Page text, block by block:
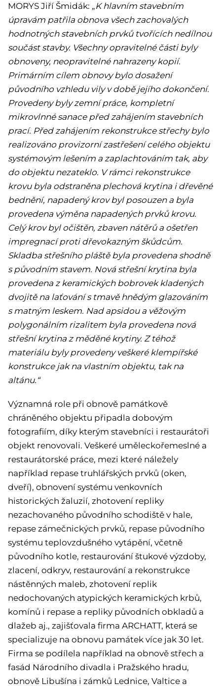
MORYS Jiří Šmidák: „K hlavním stavebním
úpravám patřila obnova všech zachovalých
hodnotných stavebních prvků tvořících nedílnou
součást stavby. Všechny opravitelné části byly
obnoveny, neopravitelné nahrazeny kopií.
Primárním cílem obnovy bylo dosažení
původního vzhledu vily v době jejího dokončení.
Provedeny byly zemní práce, kompletní
mikrovlnné sanace před zahájením stavebních
prací. Před zahájením rekonstrukce střechy bylo
realizováno provizorní zastřešení celého objektu
systémovým lešením a zaplachtováním tak, aby
do objektu nezateklo. V rámci rekonstrukce
krovu byla odstraněna plechová krytina i dřevěné
bednění, napadený krov byl posouzen a byla
provedena výměna napadených prvků krovu.
Celý krov byl očištěn, zbaven nátěrů a ošetřen
impregnací proti dřevokazným škůdcům.
Skladba střešního pláště byla provedena shodně
s původním stavem. Nová střešní krytina byla
provedena z keramických bobrovek kladených
dvojitě na laťování s tmavě hnědým glazováním
s matným leskem. Nad apsidou a věžovým
polygonálním rizalitem byla provedena nová
střešní krytina z měděné krytiny. Z téhož
materiálu byly provedeny veškeré klempířské
konstrukce jak na vlastním objektu, tak na
altánu.“
Významná role při obnově památkově
chráněného objektu připadla dobovým
fotografiím, díky kterým stavebníci i restaurátoři
objekt renovovali. Veškeré uměleckořemeslné a
restaurátorské práce, mezi které náležely
například repase truhlářských prvků (oken,
dveří), obnovení systému venkovních
historických žaluzií, zhotovení repliky
nezachovaného původního schodiště v hale,
repase zámečnických prvků, repase původního
systému teplovzdušného vytápění, včetně
původního kotle, restaurování štukové výzdoby,
zlacení, odkryv, restaurování a rekonstrukce
nástěnných maleb, zhotovení replik
nedochovaných atypických keramických krbů,
komínů i repase a repliky původních obkladů a
dlažeb aj., zajišťovala firma ARCHATT, která se
specializuje na obnovu památek více jak 30 let.
Firma se podílela například na obnově střech a
fasád Národního divadla i Pražského hradu,
obnově Libušína i zámků Lednice, Valtice a